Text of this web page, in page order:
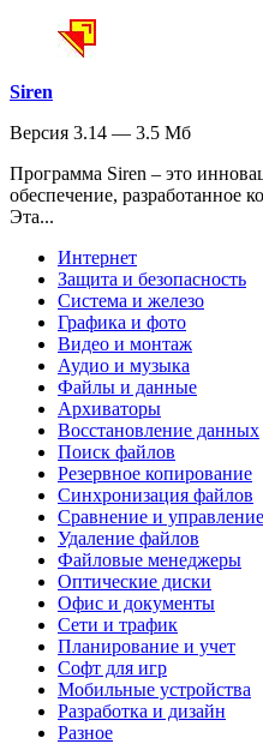
Siren
Версия 3.14 — 3.5 Мб
Программа Siren – это
обеспечение, разработанное
Эта...
Интернет
Защита и безопасность
Система и железо
Графика и фото
Видео и монтаж
Аудио и музыка
Файлы и данные
Архиваторы
Восстановление данных
Поиск файлов
Резервное копирование
Синхронизация файлов
Сравнение и управление
Удаление файлов
Файловые менеджеры
Оптические диски
Офис и документы
Сети и трафик
Планирование и учет
Софт для игр
Мобильные устройства
Разработка и дизайн
Разное